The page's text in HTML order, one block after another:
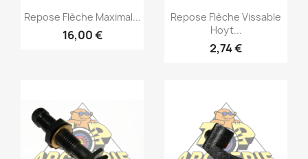
Repose Flèche Maximal...
16,00 €
Repose Flèche Vissable
Hoyt...
2,74 €